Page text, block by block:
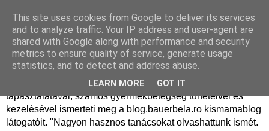
Dr. Bauer Béla Ph.D.
gyermekgyógyász
Dr. Bauer Béla Ph.D. gyermekgyógyász főorvos, 50 éves
tapasztalatával, számos gyermekbetegség tüneteivel és
kezelésével ismerteti meg a blog.bauerbela.ro kismamablog
látogatóit. "Nagyon hasznos tanácsokat olvashattunk ismét.
This site uses cookies from Google to deliver its services
and to analyze traffic. Your IP address and user-agent are
shared with Google along with performance and security
metrics to ensure quality of service, generate usage
statistics, and to detect and address abuse.
LEARN MORE GOT IT